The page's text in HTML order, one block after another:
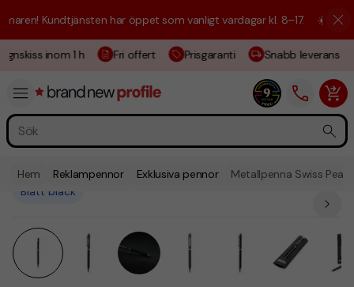
Kundtjänsten har öppet som vanligt vardagar kl. 8–17. ☀️ Vi är
inom 1 h Fri offert Prisgaranti Snabb leverans
Hem Reklampennor Exklusiva pennor Metallpenna Swiss Peak
Blått bläck